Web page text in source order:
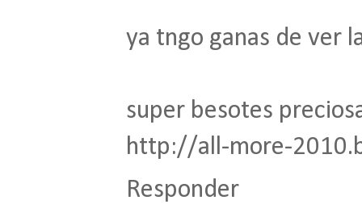
ya tngo ganas de ver
super besotes
http://all-more-
Responder